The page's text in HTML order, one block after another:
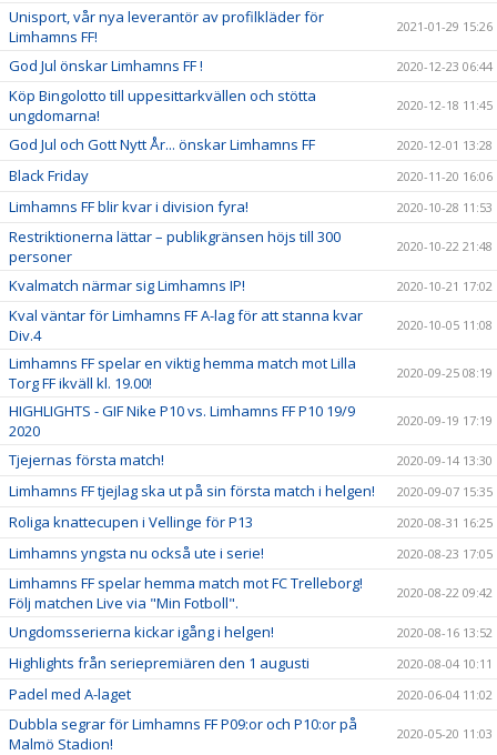
Unisport, vår nya leverantör av profilkläder för
Limhamns FF!
2021-01-29 15:26
God Jul önskar Limhamns FF ! 2020-12-23 06:44
Köp Bingolotto till uppesittarkvällen och stötta
ungdomarna!
2020-12-18 11:45
God Jul och Gott Nytt År... önskar Limhamns FF 2020-12-01 13:28
Black Friday 2020-11-20 16:06
Limhamns FF blir kvar i division fyra! 2020-10-28 11:53
Restriktionerna lättar – publikgränsen höjs till 300
personer
2020-10-22 21:48
Kvalmatch närmar sig Limhamns IP! 2020-10-21 17:02
Kval väntar för Limhamns FF A-lag för att stanna kvar
Div.4
2020-10-05 11:08
Limhamns FF spelar en viktig hemma match mot Lilla
Torg FF ikväll kl. 19.00!
2020-09-25 08:19
HIGHLIGHTS - GIF Nike P10 vs. Limhamns FF P10 19/9
2020
2020-09-19 17:19
Tjejernas första match! 2020-09-14 13:30
Limhamns FF tjejlag ska ut på sin första match i helgen! 2020-09-07 15:35
Roliga knattecupen i Vellinge för P13 2020-08-31 16:25
Limhamns yngsta nu också ute i serie! 2020-08-23 17:05
Limhamns FF spelar hemma match mot FC Trelleborg!
Följ matchen Live via "Min Fotboll".
2020-08-22 09:42
Ungdomsserierna kickar igång i helgen! 2020-08-16 13:52
Highlights från seriepremiären den 1 augusti 2020-08-04 10:11
Padel med A-laget 2020-06-04 11:02
Dubbla segrar för Limhamns FF P09:or och P10:or på
Malmö Stadion!
2020-05-20 11:03